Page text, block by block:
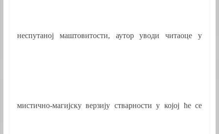
неспутаној маштовитости, аутор уводи читаоце у
мистично-магијску верзију стварности у којој ће се